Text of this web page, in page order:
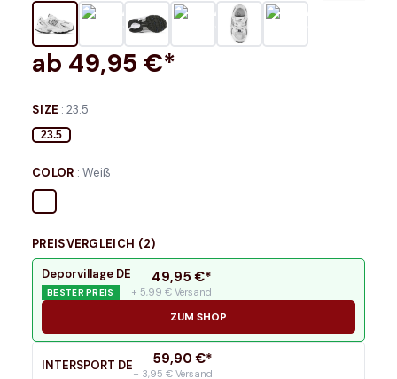
ab 49,95 €*
SIZE :23.5
23.5
COLOR : Weiß
PREISVERGLEICH (2)
Deporvillage DE
BESTER PREIS
49,95 €*
+ 5,99 € Versand
ZUM SHOP
INTERSPORT DE 59,90 €*
+ 3,95 € Versand